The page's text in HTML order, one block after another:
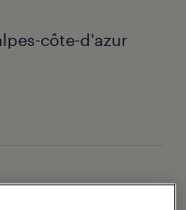
côte-d'azur